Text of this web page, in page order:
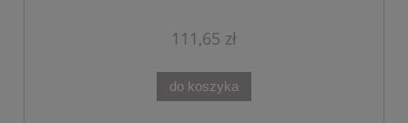
111,65 zł
do koszyka